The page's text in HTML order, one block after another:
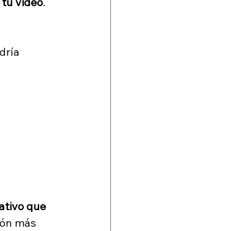
que
más